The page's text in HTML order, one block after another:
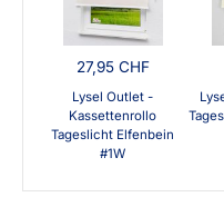
27,95 CHF
Lysel Outlet -
Kassettenrollo
Tageslicht Elfenbein
#1W